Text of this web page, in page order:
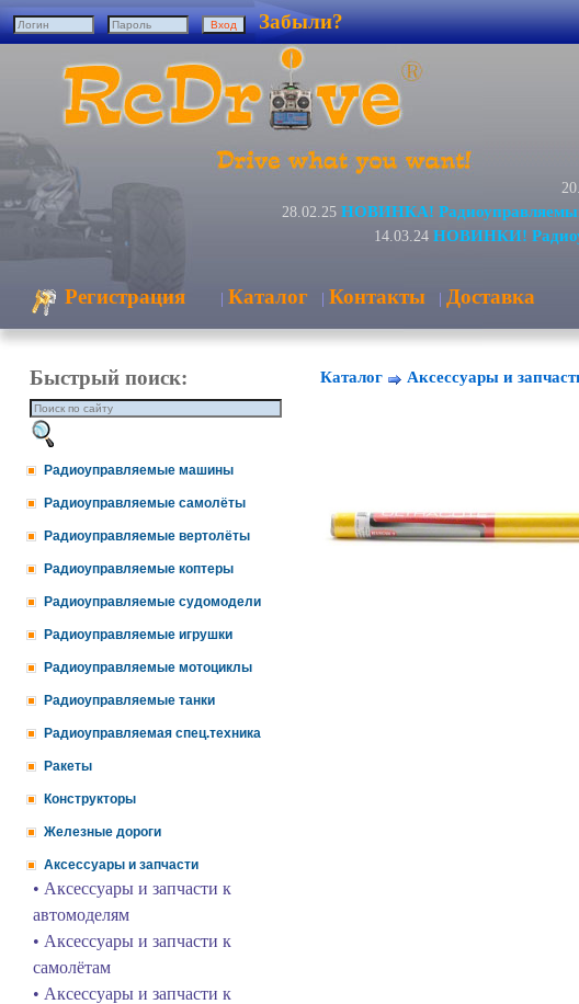
Забыли?
28.02.25 НОВИНКА! Радиоуправляемый
14.03.24 НОВИНКИ!
Регистрация | Каталог | Контакты | Доставка
Быстрый поиск:
Радиоуправляемые машины
Радиоуправляемые самолёты
Радиоуправляемые вертолёты
Радиоуправляемые коптеры
Радиоуправляемые судомодели
Радиоуправляемые игрушки
Радиоуправляемые мотоциклы
Радиоуправляемые танки
Радиоуправляемая спец.техника
Ракеты
Конструкторы
Железные дороги
Аксессуары и запчасти
• Аксессуары и запчасти к
автомоделям
• Аксессуары и запчасти к
самолётам
• Аксессуары и запчасти к
Каталог Аксессуары и